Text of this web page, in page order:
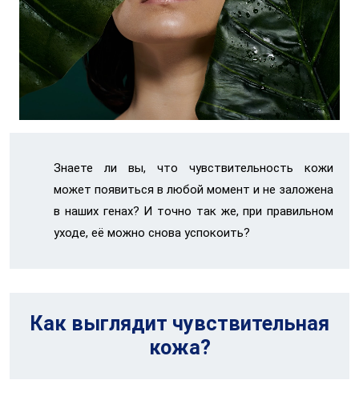
Знаете ли вы, что чувствительность кожи
может появиться в любой момент и не заложена
в наших генах? И точно так же, при правильном
уходе, её можно снова успокоить?
Как выглядит чувствительная
кожа?